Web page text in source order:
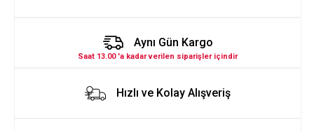
Aynı Gün Kargo
Saat 13.00 'a kadar verilen siparişler içindir
Hızlı ve Kolay Alışveriş